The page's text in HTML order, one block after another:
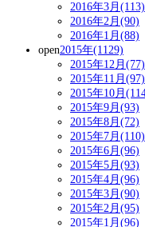
2016年3月(113)
2016年2月(90)
2016年1月(88)
open2015年(1129)
2015年12月(77)
2015年11月(97)
2015年10月
2015年9月(93)
2015年8月(72)
2015年7月(110)
2015年6月(96)
2015年5月(93)
2015年4月(96)
2015年3月(90)
2015年2月(95)
2015年1月(96)